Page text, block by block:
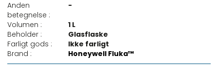
Anden
betegnelse :
-
Volumen :
1 L
Beholder :
Glasflaske
Farligt gods :
Ikke farligt
Brand :
Honeywell Fluka™